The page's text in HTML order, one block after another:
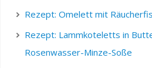
Rezept: Omelett mit
Rezept: Lammkoteletts in
Rosenwasser-Minze-Soße